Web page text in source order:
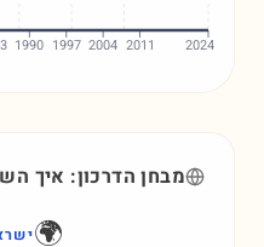
1990 1997 2004 2011 2024
מבחן הדרכון: איך
🌍